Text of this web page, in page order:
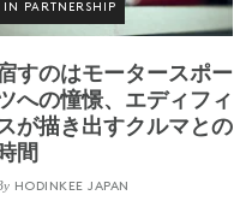
IN PARTNERSHIP
すのはモータースポー
への憧憬、エディフィ
が描き出すクルマとの
間
HODINKEE JAPAN